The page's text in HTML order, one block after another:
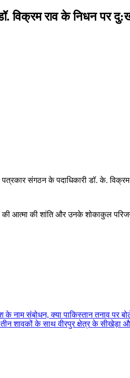
विक्रम राव के निधन पर
पत्रकार संगठन के पदाधिकारी डॉ. के.
की आत्मा की शांति और उनके शोकाकुल
के नाम संबोधन, क्या पाकिस्तान तनाव पर
शावकों के साथ वीरपुर क्षेत्र के सीखेड़ा